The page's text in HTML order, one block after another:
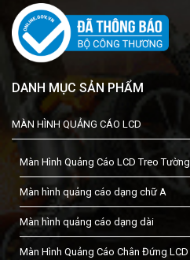
DANH MỤC SẢN PHẨM
MÀN HÌNH QUẢNG CÁO LCD
Màn Hình Quảng Cáo LCD Treo Tường
Màn hình quảng cáo dạng chữ A
Màn hình quảng cáo dạng dài
Màn Hình Quảng Cáo Chân Đứng LCD